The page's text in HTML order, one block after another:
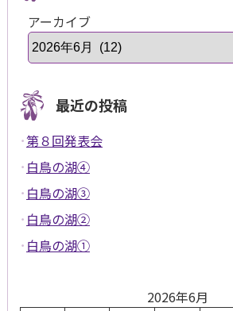
アーカイブ
最近の投稿
第８回発表会
白鳥の湖④
白鳥の湖③
白鳥の湖②
白鳥の湖①
2026年6月